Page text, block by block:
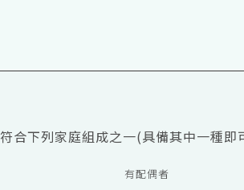
符合下列家庭組成之一(具備其中一種即
有配偶者